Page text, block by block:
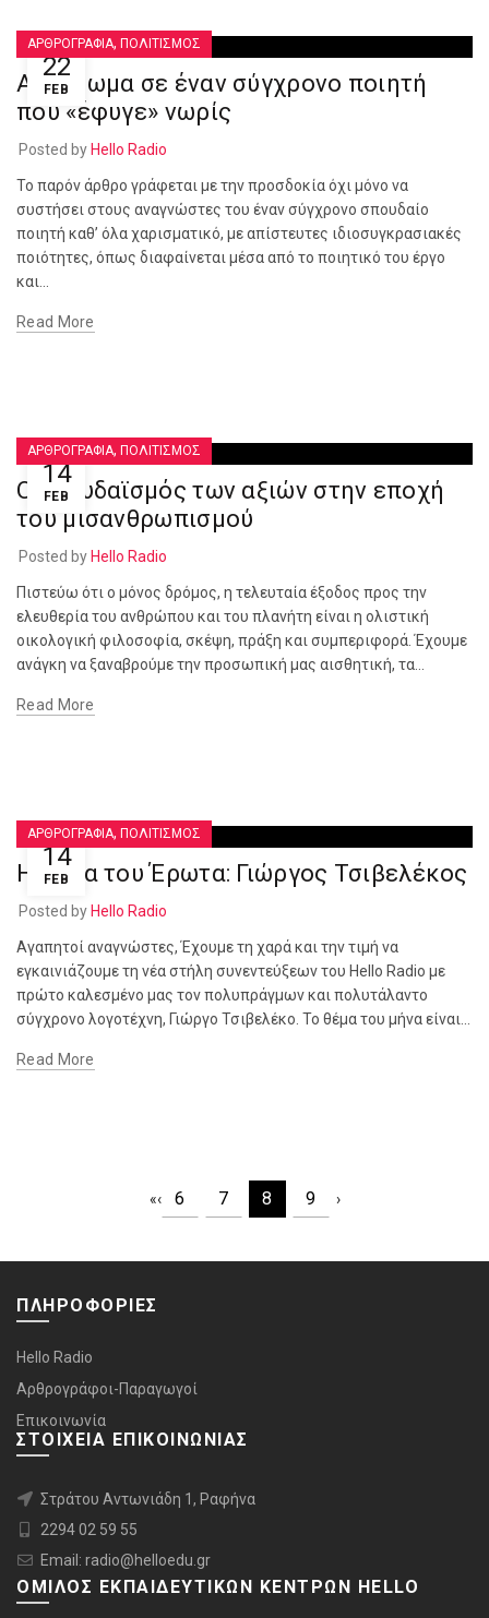
22
FEB
ΑΡΘΡΟΓΡΑΦΙΑ, ΠΟΛΙΤΙΣΜΟΣ
Αφιέρωμα σε έναν σύγχρονο ποιητή
που «έφυγε» νωρίς
Posted by Hello Radio
Το παρόν άρθρο γράφεται με την προσδοκία όχι μόνο να
συστήσει στους αναγνώστες του έναν σύγχρονο σπουδαίο
ποιητή καθ’ όλα χαρισματικό, με απίστευτες ιδιοσυγκρασιακές
ποιότητες, όπως διαφαίνεται μέσα από το ποιητικό του έργο
και...
Read More
14
FEB
ΑΡΘΡΟΓΡΑΦΙΑ, ΠΟΛΙΤΙΣΜΟΣ
Ο εκχυδαϊσμός των αξιών στην εποχή
του μισανθρωπισμού
Posted by Hello Radio
Πιστεύω ότι ο μόνος δρόμος, η τελευταία έξοδος προς την
ελευθερία του ανθρώπου και του πλανήτη είναι η ολιστική
οικολογική φιλοσοφία, σκέψη, πράξη και συμπεριφορά. Έχουμε
ανάγκη να ξαναβρούμε την προσωπική μας αισθητική, τα...
Read More
14
FEB
ΑΡΘΡΟΓΡΑΦΙΑ, ΠΟΛΙΤΙΣΜΟΣ
Η Πένα του Έρωτα: Γιώργος Τσιβελέκος
Posted by Hello Radio
Αγαπητοί αναγνώστες, Έχουμε τη χαρά και την τιμή να
εγκαινιάζουμε τη νέα στήλη συνεντεύξεων του Hello Radio με
πρώτο καλεσμένο μας τον πολυπράγμων και πολυτάλαντο
σύγχρονο λογοτέχνη, Γιώργο Τσιβελέκο. Το θέμα του μήνα είναι...
Read More
«‹ 6 7 8 9 ›
ΠΛΗΡΟΦΟΡΙΕΣ
Hello Radio
Αρθρογράφοι-Παραγωγοί
Επικοινωνία
ΣΤΟΙΧΕΙΑ ΕΠΙΚΟΙΝΩΝΙΑΣ
Στράτου Αντωνιάδη 1, Ραφήνα
2294 02 59 55
Email: radio@helloedu.gr
ΟΜΙΛΟΣ ΕΚΠΑΙΔΕΥΤΙΚΩΝ ΚΕΝΤΡΩΝ HELLO